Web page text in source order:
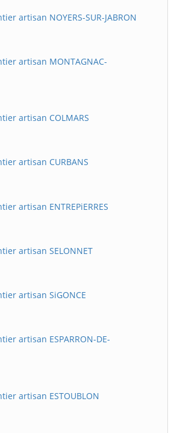
artisan NOYERS-SUR-JABRON
artisan MONTAGNAC-
artisan COLMARS
artisan CURBANS
artisan ENTREPiERRES
artisan SELONNET
artisan SiGONCE
artisan ESPARRON-DE-
artisan ESTOUBLON